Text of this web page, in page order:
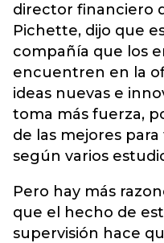
director financiero
Pichette, dijo que
compañía que los
encuentren en la
ideas nuevas e
toma más fuerza,
de las mejores
según varios
Pero hay más
que el hecho de
supervisión hace